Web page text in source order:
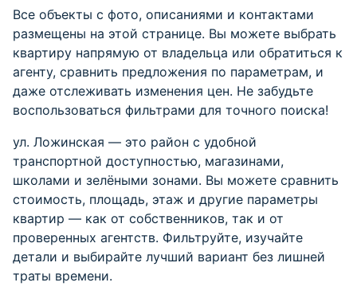
Все объекты с фото, описаниями и контактами
размещены на этой странице. Вы можете выбрать
квартиру напрямую от владельца или обратиться к
агенту, сравнить предложения по параметрам, и
даже отслеживать изменения цен. Не забудьте
воспользоваться фильтрами для точного поиска!
ул. Ложинская — это район с удобной
транспортной доступностью, магазинами,
школами и зелёными зонами. Вы можете сравнить
стоимость, площадь, этаж и другие параметры
квартир — как от собственников, так и от
проверенных агентств. Фильтруйте, изучайте
детали и выбирайте лучший вариант без лишней
траты времени.